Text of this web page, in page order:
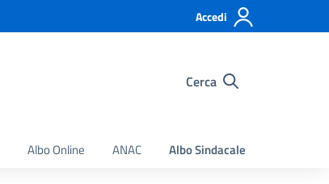
Accedi
Cerca
Albo Online ANAC Albo Sindacale